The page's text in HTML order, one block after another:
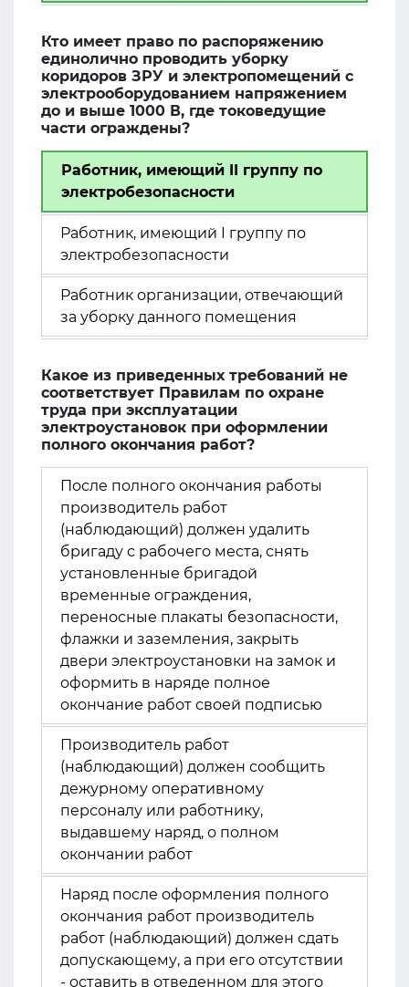
Кто имеет право по распоряжению
единолично проводить уборку
коридоров ЗРУ и электропомещений с
электрооборудованием напряжением
до и выше 1000 В, где токоведущие
части ограждены?
Работник, имеющий II группу по
электробезопасности
Работник, имеющий I группу по
электробезопасности
Работник организации, отвечающий
за уборку данного помещения
Какое из приведенных требований не
соответствует Правилам по охране
труда при эксплуатации
электроустановок при оформлении
полного окончания работ?
После полного окончания работы
производитель работ
(наблюдающий) должен удалить
бригаду с рабочего места, снять
установленные бригадой
временные ограждения,
переносные плакаты безопасности,
флажки и заземления, закрыть
двери электроустановки на замок и
оформить в наряде полное
окончание работ своей подписью
Производитель работ
(наблюдающий) должен сообщить
дежурному оперативному
персоналу или работнику,
выдавшему наряд, о полном
окончании работ
Наряд после оформления полного
окончания работ производитель
работ (наблюдающий) должен сдать
допускающему, а при его отсутствии
- оставить в отведенном для этого